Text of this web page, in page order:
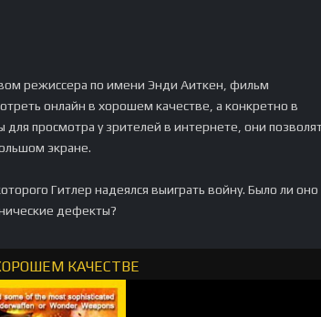
режиссера по имени Энди Аиткен, фильм
онлайн в хорошем качестве, а конкретно в
просмотра у зрителей в интернете, они
экране.
Гитлер надеялся выиграть войну. Было ли оно
дефекты?
КАЧЕСТВЕ